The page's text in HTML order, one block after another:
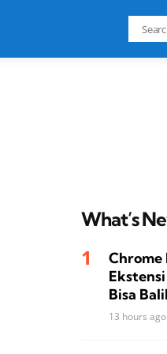
for:
What’s
Chrome
Bisa
13 hours ago